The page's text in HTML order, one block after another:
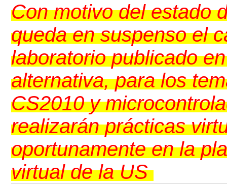
Con motivo del estado
queda en suspenso el
laboratorio publicado
alternativa, para los
CS2010 y
realizarán prácticas
oportunamente en la
virtual de la US